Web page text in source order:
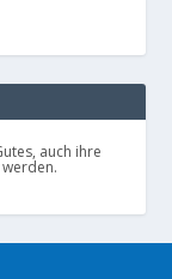
auch ihre